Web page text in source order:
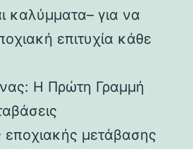
καλύμματα– για να
επιτυχία κάθε
Η Πρώτη Γραμμή
εποχιακής μετάβασης